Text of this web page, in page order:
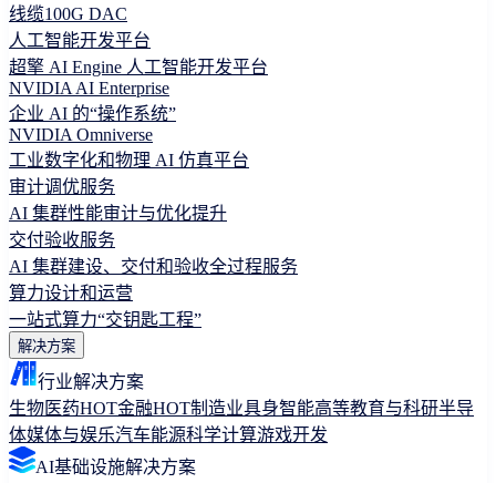
线缆100G DAC
人工智能开发平台
超擎 AI Engine 人工智能开发平台
NVIDIA AI Enterprise
企业 AI 的“操作系统”
NVIDIA Omniverse
工业数字化和物理 AI 仿真平台
审计调优服务
AI 集群性能审计与优化提升
交付验收服务
AI 集群建设、交付和验收全过程服务
算力设计和运营
一站式算力“交钥匙工程”
解决方案
行业解决方案
生物医药HOT金融HOT制造业具身智能高等教育与科研半导
体媒体与娱乐汽车能源科学计算游戏开发
AI基础设施解决方案